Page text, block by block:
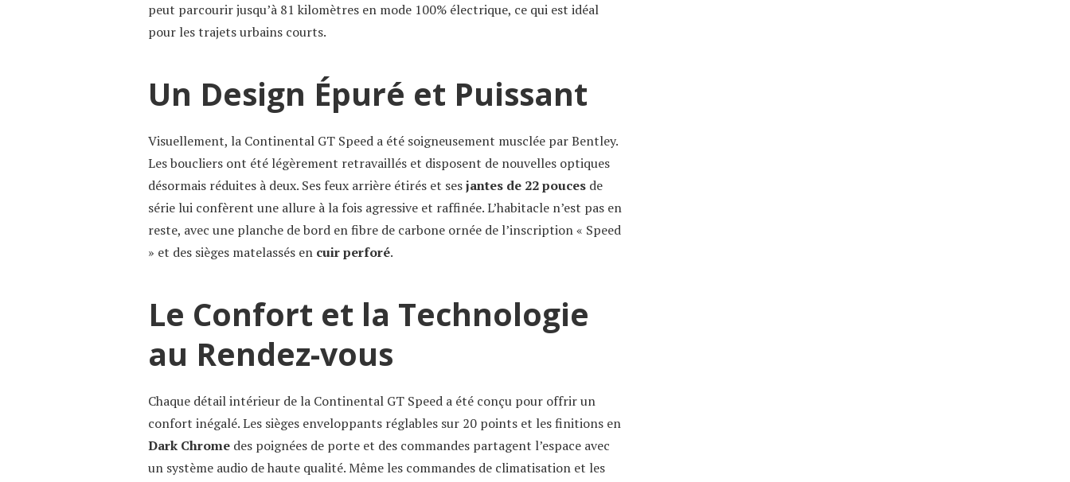
peut parcourir jusqu’à 81 kilomètres en mode 100% électrique, ce qui est idéal
pour les trajets urbains courts.
Un Design Épuré et Puissant
Visuellement, la Continental GT Speed a été soigneusement musclée par Bentley.
Les boucliers ont été légèrement retravaillés et disposent de nouvelles optiques
désormais réduites à deux. Ses feux arrière étirés et sesjantes de 22 pouces de
série lui confèrent une allure à la fois agressive et raffinée. L’habitacle n’est pas en
reste, avec une planche de bord en fibre de carbone ornée de l’inscription « Speed
» et des sièges matelassés en cuir perforé.
Le Confort et la Technologie
au Rendez-vous
Chaque détail intérieur de la Continental GT Speed a été conçu pour offrir un
confort inégalé. Les sièges enveloppants réglables sur 20 points et les finitions en
Dark Chrome des poignées de porte et des commandes partagent l’espace avec
un système audio de haute qualité. Même les commandes de climatisation et les